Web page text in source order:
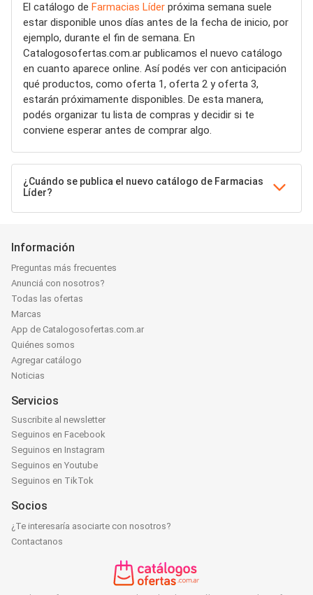
El catálogo de Farmacias Líder próxima semana suele
estar disponible unos días antes de la fecha de inicio, por
ejemplo, durante el fin de semana. En
Catalogosofertas.com.ar publicamos el nuevo catálogo
en cuanto aparece online. Así podés ver con anticipación
qué productos, como oferta 1, oferta 2 y oferta 3,
estarán próximamente disponibles. De esta manera,
podés organizar tu lista de compras y decidir si te
conviene esperar antes de comprar algo.
¿Cuándo se publica el nuevo catálogo de Farmacias
Líder?
Información
Preguntas más frecuentes
Anunciá con nosotros?
Todas las ofertas
Marcas
App de Catalogosofertas.com.ar
Quiénes somos
Agregar catálogo
Noticias
Servicios
Suscribite al newsletter
Seguinos en Facebook
Seguinos en Instagram
Seguinos en Youtube
Seguinos en TikTok
Socios
¿Te interesaría asociarte con nosotros?
Contactanos